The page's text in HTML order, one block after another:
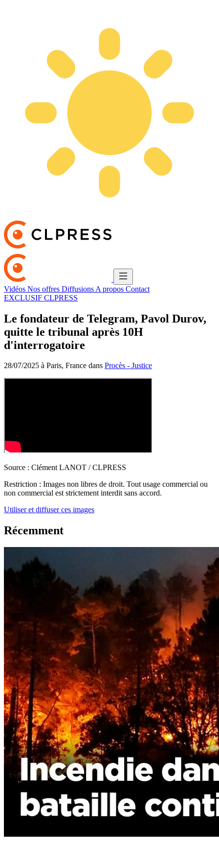
Vidéos Nos offres Diffusions A propos Contact
EXCLUSIF CLPRESS
Le fondateur de Telegram, Pavol Durov,
quitte le tribunal après 10H
d'interrogatoire
28/07/2025 à Paris, France dans Procès - Justice
Source : Clément LANOT / CLPRESS
Restriction : Images non libres de droit. Tout usage commercial ou
non commercial est strictement interdit sans accord.
Utiliser et diffuser ces images
Récemment